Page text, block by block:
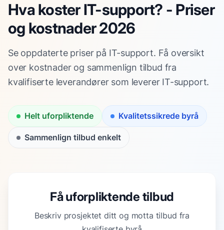
Hva koster IT-support? - Priser
og kostnader 2026
Se oppdaterte priser på IT-support. Få oversikt
over kostnader og sammenlign tilbud fra
kvalifiserte leverandører som leverer IT-support.
Helt uforpliktende Kvalitetssikrede byrå
Sammenlign tilbud enkelt
Få uforpliktende tilbud
Beskriv prosjektet ditt og motta tilbud fra